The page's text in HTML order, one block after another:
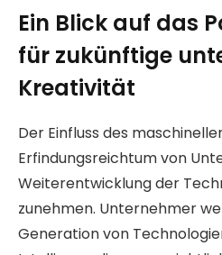
Ein Blick auf das
für zukünftige
Kreativität
Der Einfluss des
Erfindungsreichtum von
Weiterentwicklung der
zunehmen. Unternehmer
Generation von